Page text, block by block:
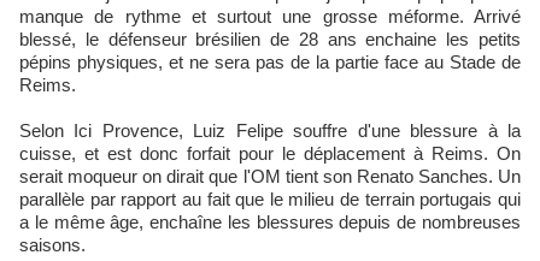
manque de rythme et surtout une grosse méforme. Arrivé
blessé, le défenseur brésilien de 28 ans enchaine les petits
pépins physiques, et ne sera pas de la partie face au Stade de
Reims.
Selon Ici Provence, Luiz Felipe souffre d'une blessure à la
cuisse, et est donc forfait pour le déplacement à Reims. On
serait moqueur on dirait que l'OM tient son Renato Sanches. Un
parallèle par rapport au fait que le milieu de terrain portugais qui
a le même âge, enchaîne les blessures depuis de nombreuses
saisons.